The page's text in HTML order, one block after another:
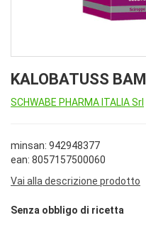
KALOBATUSS
SCHWABE PHARMA ITALIA Srl
minsan: 942948377
ean: 8057157500060
Vai alla descrizione prodotto
Senza obbligo di ricetta